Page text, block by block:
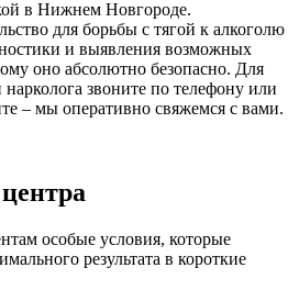
в Нижнем Новгороде.
для борьбы с тягой к алкоголю
и выявления возможных
оно абсолютно безопасно. Для
звоните по телефону или
– мы оперативно свяжемся с вами.
особые условия, которые
результата в короткие